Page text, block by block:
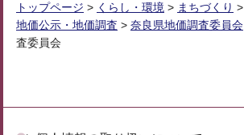
トップページ > くらし・環境 > まちづくり >
地価公示・地価調査 > 奈良県地価調査委員会
査委員会